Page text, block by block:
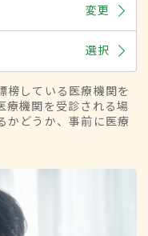
変更
選択
している医療機関を
療機関を受診される場
かどうか、事前に医療